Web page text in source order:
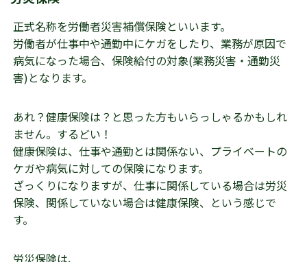
正式名称を労働者災害補償保険といいます。
労働者が仕事中や通勤中にケガをしたり、業務が原因で
病気になった場合、保険給付の対象(業務災害・通勤災
害)となります。
あれ？健康保険は？と思った方もいらっしゃるかもしれ
ません。するどい！
健康保険は、仕事や通勤とは関係ない、プライベートの
ケガや病気に対しての保険になります。
ざっくりになりますが、仕事に関係している場合は労災
保険、関係していない場合は健康保険、という感じで
す。
労災保険は、